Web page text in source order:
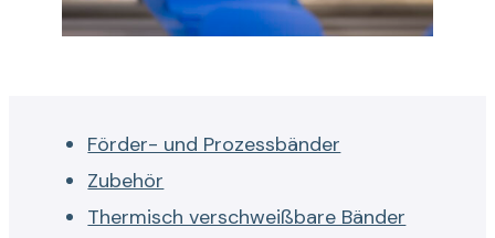
Förder- und Prozessbänder
Zubehör
Thermisch verschweißbare Bänder